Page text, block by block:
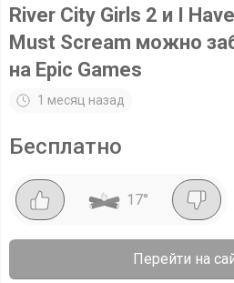
River City Girls 2 и I
Must Scream можно
на Epic Games
1 месяц назад
Бесплатно
17°
Перейти на